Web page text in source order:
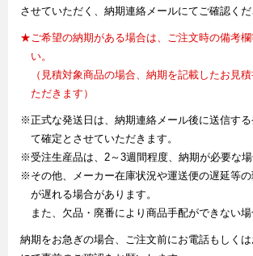
させていただく、納期連絡メールにてご確認くだ
★ご希望の納期がある場合は、ご注文時の備考欄
い。
（見積対象商品の場合、納期を記載したお見
ただきます）
※正式な発送日は、納期連絡メール後に送信す
て確定とさせていただきます。
※受注生産品は、2～3週間程度、納期が必要な場
※その他、メーカー在庫状況や運送便の遅延等
が遅れる場合があります。
また、欠品・廃番により商品手配ができない場
納期をお急ぎの場合、ご注文前にお電話もしく